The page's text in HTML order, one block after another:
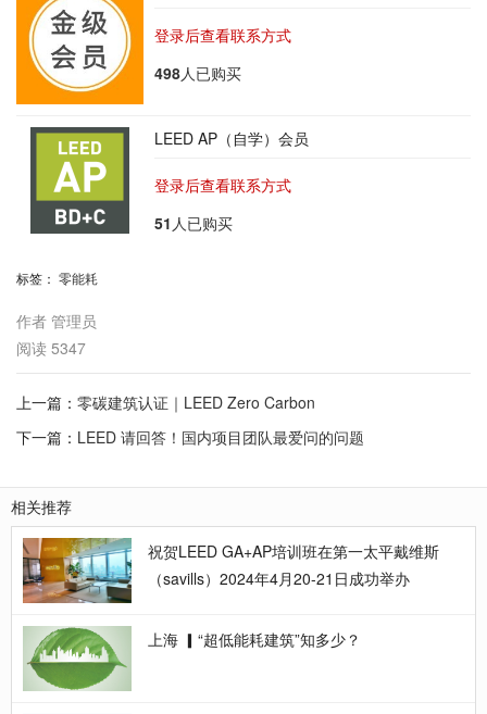
登录后查看联系方式
498人已购买
LEED AP（自学）会员
登录后查看联系方式
51 人已购买
标签： 零能耗
作者 管理员
阅读 5347
上一篇： 零碳建筑认证｜LEED Zero Carbon
下一篇： LEED 请回答！国内项目团队最爱问的问题
相关推荐
祝贺LEED GA+AP培训班在第一太平戴维斯
（savills）2024年4月20-21日成功举办
上海 ▎“超低能耗建筑”知多少？